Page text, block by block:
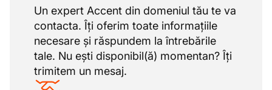
Un expert Accent din domeniul tău te va
contacta. Îți oferim toate informațiile
necesare și răspundem la întrebările
tale. Nu ești disponibil(ă) momentan? Îți
trimitem un mesaj.